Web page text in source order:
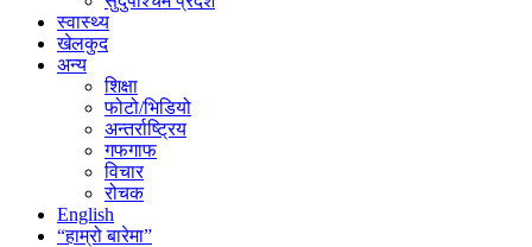
स्वास्थ्य
खेलकुद
अन्य
शिक्षा
फोटो/भिडियो
अन्तर्राष्ट्रिय
गफगाफ
विचार
रोचक
English
“हाम्रो बारेमा”